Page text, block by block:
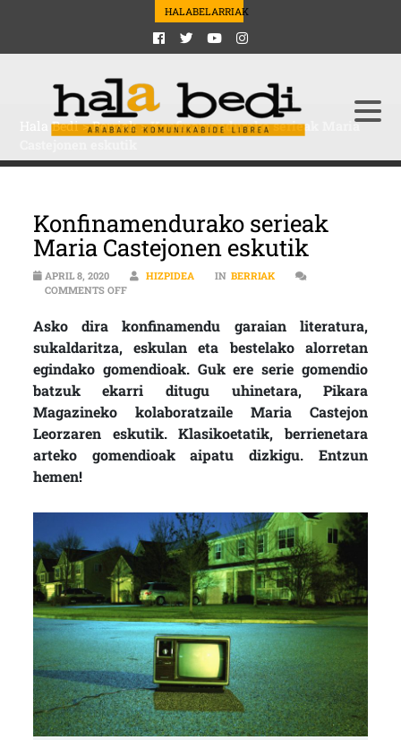
HALABELARRIAK
Hala Bedi>Berriak>Konfinamendurako serieak Maria
Konfinamendurako serieak
Maria Castejonen eskutik
APRIL 8, 2020 HIZPIDEA IN BERRIAK
COMMENTS OFFON KONFINAMENDURAKO SERIEAK MARIA
Asko dira konfinamendu garaian literatura,
sukaldaritza, eskulan eta bestelako alorretan
egindako gomendioak. Guk ere serie gomendio
batzuk ekarri ditugu uhinetara, Pikara
Magazineko kolaboratzaile Maria Castejon
Leorzaren eskutik. Klasikoetatik, berrienetara
arteko gomendioak aipatu dizkigu. Entzun
hemen!